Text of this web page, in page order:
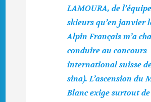
LAMOURA, de
skieurs qu’en janvier
Alpin Français m’a
conduire au concours
international suisse
sina). L’ascension du
Blanc exige surtout de